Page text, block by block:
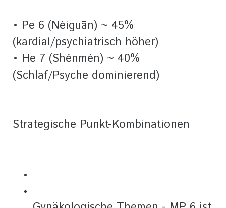
• Pe 6 (Nèiguān) ~ 45%
(kardial/psychiatrisch höher)
• He 7 (Shénmén) ~ 40%
(Schlaf/Psyche dominierend)
Strategische Punkt-Kombinationen